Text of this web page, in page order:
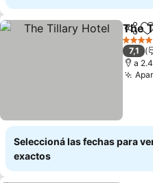
The
4
7,1
a
Seleccioná las fechas para
exactos